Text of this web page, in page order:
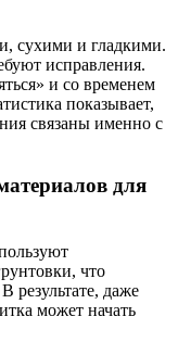
сухими и гладкими.
исправления.
и со временем
показывает,
связаны именно с
для
что
результате, даже
может начать